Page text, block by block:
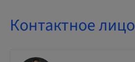
Контактное лицо